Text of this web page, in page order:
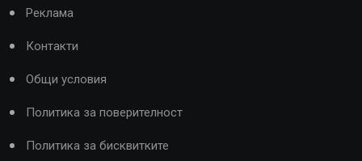
Реклама
Контакти
Общи условия
Политика за поверителност
Политика за бисквитките